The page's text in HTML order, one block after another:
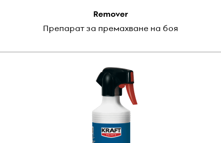
Remover
Препарат за премахване на боя